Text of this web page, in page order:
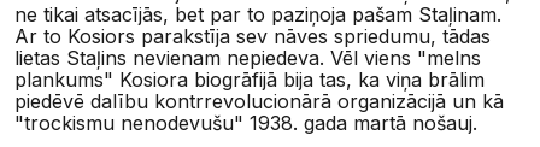
ne tikai atsacījās, bet par to paziņoja pašam Staļinam.
Ar to Kosiors parakstīja sev nāves spriedumu, tādas
lietas Staļins nevienam nepiedeva. Vēl viens "melns
plankums" Kosiora biogrāfijā bija tas, ka viņa brālim
piedēvē dalību kontrrevolucionārā organizācijā un kā
"trockismu nenodevušu" 1938. gada martā nošauj.